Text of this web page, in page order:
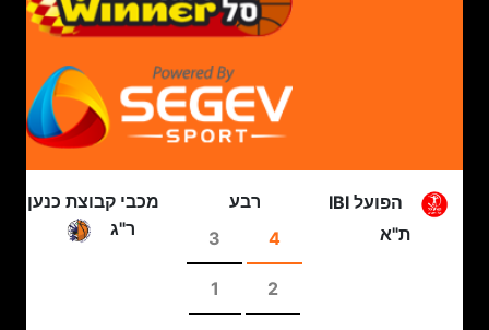
הפועל IBI
ת"א
רבע
4
3
2
1
מכבי קבוצת כנען
ר"ג